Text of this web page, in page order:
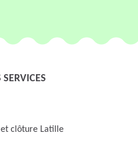
clôture Latille